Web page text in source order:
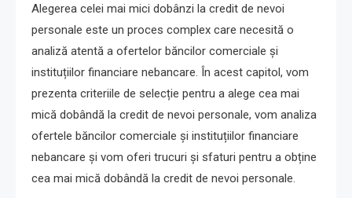
Alegerea celei mai mici dobânzi la credit de nevoi
personale este un proces complex care necesită o
analiză atentă a ofertelor băncilor comerciale și
instituțiilor financiare nebancare. În acest capitol, vom
prezenta criteriile de selecție pentru a alege cea mai
mică dobândă la credit de nevoi personale, vom analiza
ofertele băncilor comerciale și instituțiilor financiare
nebancare și vom oferi trucuri și sfaturi pentru a obține
cea mai mică dobândă la credit de nevoi personale.